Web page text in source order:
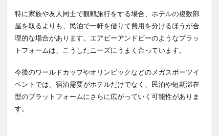
特に家族や友人同士で観戦旅行をする場合、ホテルの複数部
屋を取るよりも、民泊で一軒を借りて費用を分けるほうが合
理的な場合があります。エアビーアンドビーのようなプラッ
トフォームは、こうしたニーズにうまく合っています。
今後のワールドカップやオリンピックなどのメガスポーツイ
ベントでは、宿泊需要がホテルだけでなく、民泊や短期滞在
型のプラットフォームにさらに広がっていく可能性がありま
す。